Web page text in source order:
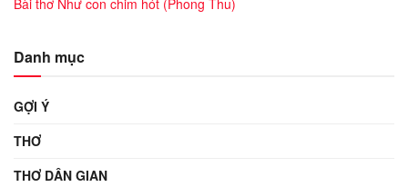
Bài thơ Như con chim hót (Phong Thu)
Danh mục
GỢI Ý
THƠ
THƠ DÂN GIAN